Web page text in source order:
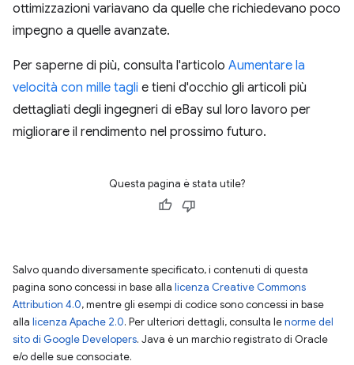
ottimizzazioni variavano da quelle che richiedevano poco
impegno a quelle avanzate.
Per saperne di più, consulta l'articolo Aumentare la
velocità con mille tagli e tieni d'occhio gli articoli più
dettagliati degli ingegneri di eBay sul loro lavoro per
migliorare il rendimento nel prossimo futuro.
Questa pagina è stata utile?
Salvo quando diversamente specificato, i contenuti di questa
pagina sono concessi in base alla licenza Creative Commons
Attribution 4.0, mentre gli esempi di codice sono concessi in base
alla licenza Apache 2.0. Per ulteriori dettagli, consulta lenorme del
sito di Google Developers. Java è un marchio registrato di Oracle
e/o delle sue consociate.